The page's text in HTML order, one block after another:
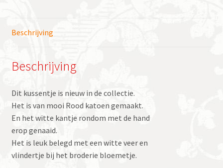
Beschrijving
Beschrijving
Dit kussentje is nieuw in de collectie.
Het is van mooi Rood katoen gemaakt.
En het witte kantje rondom met de hand
erop genaaid.
Het is leuk belegd met een witte veer en
vlindertje bij het broderie bloemetje.